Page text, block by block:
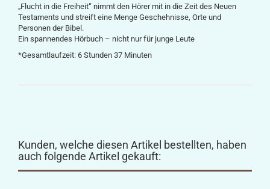
„Flucht in die Freiheit“ nimmt den Hörer mit in die Zeit des Neuen
Testaments und streift eine Menge Geschehnisse, Orte und
Personen der Bibel.
Ein spannendes Hörbuch – nicht nur für junge Leute
*Gesamtlaufzeit: 6 Stunden 37 Minuten
Kunden, welche diesen Artikel bestellten, haben
auch folgende Artikel gekauft: